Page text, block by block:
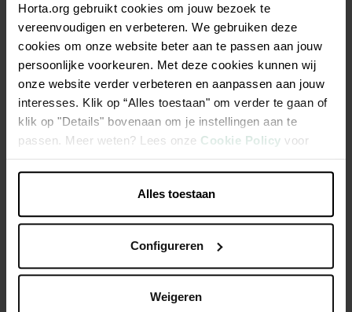
Horta.org gebruikt cookies om jouw bezoek te
vereenvoudigen en verbeteren. We gebruiken deze
cookies om onze website beter aan te passen aan jouw
persoonlijke voorkeuren. Met deze cookies kunnen wij
onze website verder verbeteren en aanpassen aan jouw
interesses. Klik op “Alles toestaan" om verder te gaan of
klik op "Details" bovenaan om je instellingen aan te
passen. Meer weten? Lees onze Cookie Policy voor
meer informatie.
Alles toestaan
Configureren
Weigeren
SuperFish visnetjes voor het vangen van vissen of het
verwijderen van drijvend vuil uit het aquarium.
Handig net voor het vangen van vissen of het verwijderen
van vuil uit het aquarium
Voorzien van fijnmazig wit gaas
Dit aquariumnet is 8cm breed
Productspecificaties